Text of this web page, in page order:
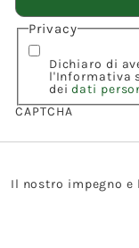
Privacy
Dichiaro di
l'Informativa
deidati
CAPTCHA
Il nostro impegno